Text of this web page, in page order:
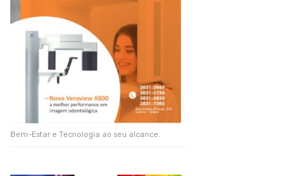
Bem-Estar e Tecnologia ao seu alcance.